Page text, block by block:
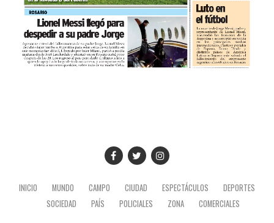
INICIO MUNDO CAMPO CIUDAD ESPECTÁCULOS
DEPORTES
SOCIEDAD
PAÍS POLICIALES ZONA COMERCIALES